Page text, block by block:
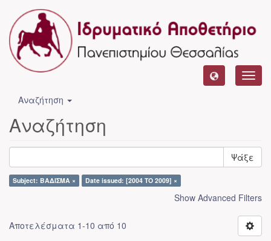
Αναζήτηση
Αναζήτηση
Ψάξε
Subject: ΒΑΔΙΣΜΑ × Date issued: [2004 TO 2009] ×
Show Advanced Filters
Αποτελέσματα 1-10 από 10